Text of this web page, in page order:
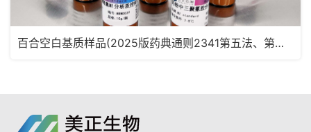
百合空白基质样品(2025版药典通则2341第五法、第六法)MRM2180